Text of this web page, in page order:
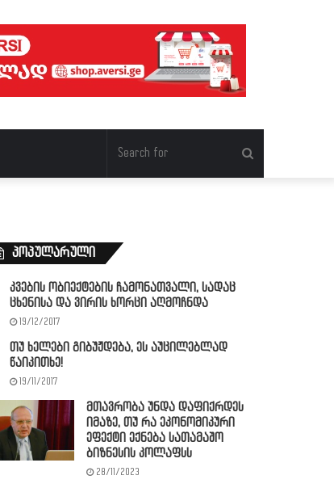
პოპულარული
კვების ობიექტების ჩამონათვალი, სადაც
ცხენისა და ვირის ხორცი აღმოჩნდა
19/12/2017
თუ ხელები გიბუჟდება, ეს აუცილებლად
წაიკითხე!
19/11/2017
მთავრობა უნდა დაფიქრდეს
იმაზე, თუ რა ეკონომიკური
ეფექტი ექნება სათამაშო
ბიზნესის კოლაფსს
28/11/2023